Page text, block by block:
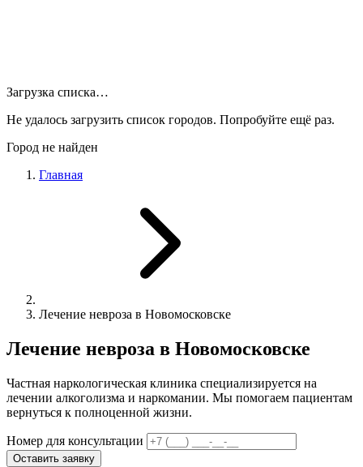
Загрузка списка…
Не удалось загрузить список городов. Попробуйте ещё раз.
Город не найден
Главная
Лечение невроза в Новомосковске
Лечение невроза в Новомосковске
Частная наркологическая клиника специализируется на
лечении алкоголизма и наркомании. Мы помогаем пациентам
вернуться к полноценной жизни.
Номер для консультации
Оставить заявку